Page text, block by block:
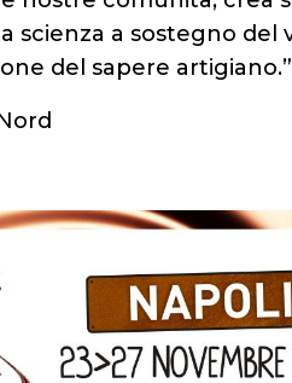
scienza a sostegno del
del sapere artigiano.”